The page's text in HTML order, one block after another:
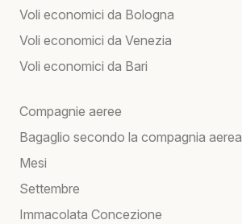
Voli economici da Bologna
Voli economici da Venezia
Voli economici da Bari
Compagnie aeree
Bagaglio secondo la compagnia aerea
Mesi
Settembre
Immacolata Concezione